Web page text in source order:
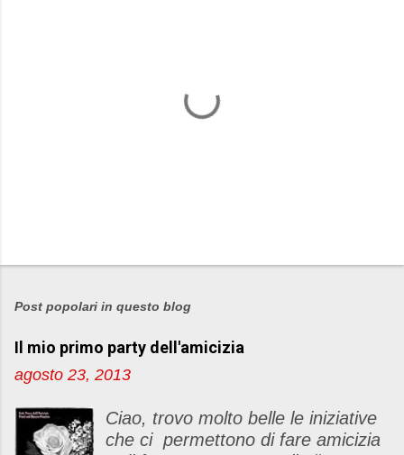
P
s
a
u
c
o
Post popolari in questo blog
Il mio primo party dell'amicizia
agosto 23, 2013
Ciao, trovo molto belle le iniziative
che ci permettono di fare amicizia